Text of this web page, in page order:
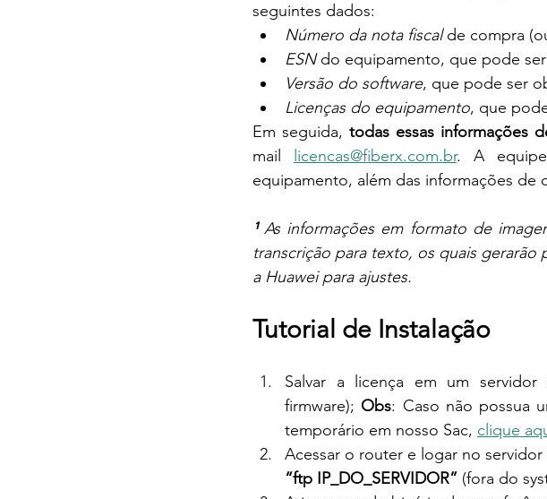
seguintes dados:
Número da nota fiscal de compra
ESN do equipamento, que pode
Versão do software, que pode ser
Licenças do equipamento, que
Em seguida, todas essas informações
mail
licencas@fiberx.com.br. A
equipamento, além das informações de
¹ As informações em formato de
transcrição para texto, os quais gerarão
a Huawei para ajustes.
Tutorial de Instalação
Salvar a licença em um
firmware); Obs: Caso não possua
temporário em nosso Sac, clique
Acessar o router e logar no
“ftp IP_DO_SERVIDOR” (fora do